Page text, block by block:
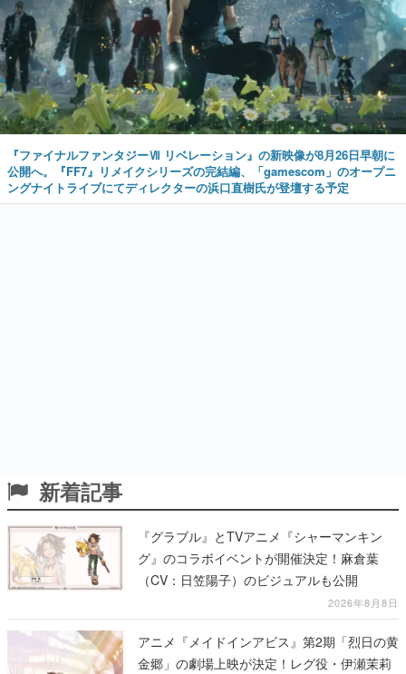
『ファイナルファンタジーⅦ リベレーション』の新映像が8月26日早朝に
公開へ。『FF7』リメイクシリーズの完結編、「gamescom」のオープニ
ングナイトライブにてディレクターの浜口直樹氏が登壇する予定
新着記事
『グラブル』とTVアニメ『シャーマンキン
グ』のコラボイベントが開催決定！麻倉葉
（CV：日笠陽子）のビジュアルも公開
2026年8月8日
アニメ『メイドインアビス』第2期「烈日の黄
金郷」の劇場上映が決定！レグ役・伊瀬茉莉